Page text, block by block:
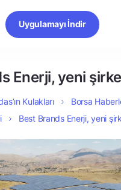
Uygulamayı İndir
Enerji, yeni
Kulakları Borsa
Best Brands Enerji, yeni